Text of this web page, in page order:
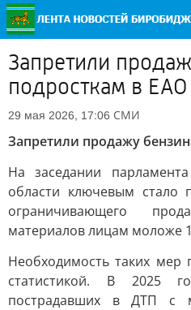
Запретили
подросткам в ЕАО
29 мая 2026, 17:06 СМИ
Запретили продажу
На заседании
области ключевым стало
ограничивающего
материалов лицам моложе
Необходимость таких мер
статистикой. В 2025
пострадавших в ДТП с